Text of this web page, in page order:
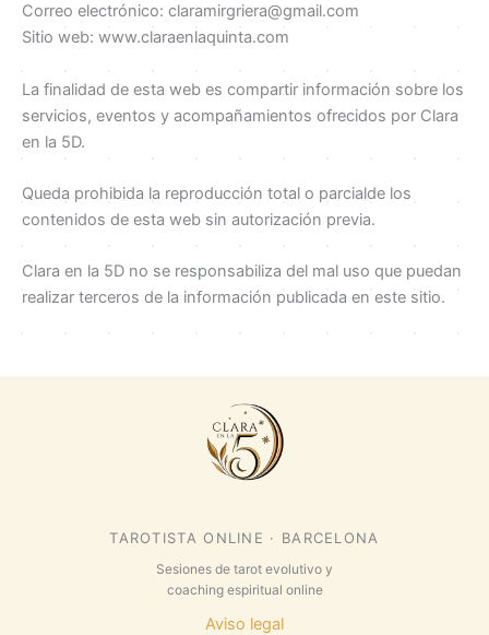
Correo electrónico: claramirgriera@gmail.com
Sitio web: www.claraenlaquinta.com
La finalidad de esta web es compartir información sobre los
servicios, eventos y acompañamientos ofrecidos por Clara
en la 5D.
Queda prohibida la reproducción total o parcialde los
contenidos de esta web sin autorización previa.
Clara en la 5D no se responsabiliza del mal uso que puedan
realizar terceros de la información publicada en este sitio.
TAROTISTA ONLINE · BARCELONA
Sesiones de tarot evolutivo y
coaching espiritual online
Aviso legal